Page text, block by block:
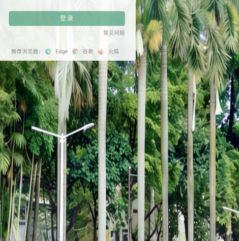
记住密码
登 录
推荐浏览器： Edge